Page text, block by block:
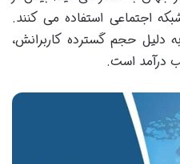
شبکه اجتماعی استفاده می کنند.
حجم گسترده کاربرانش،
درآمد است.